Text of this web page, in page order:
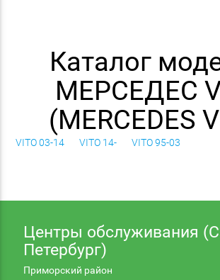
Каталог
МЕРСЕДЕС
(MERCEDES
VITO 03-14 VITO 14- VITO 95-03
Центры обслуживания
Петербург)
Приморский район